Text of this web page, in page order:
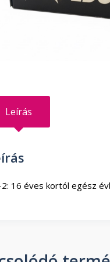
Leírás
16 éves kortól egész